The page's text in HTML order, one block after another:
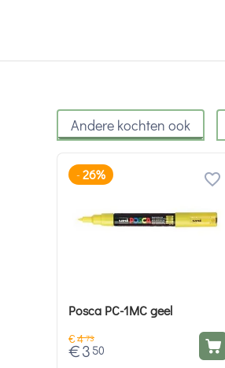
Andere kochten ook
- 26%
Posca PC-1MC geel
€4 73
€ 3 50